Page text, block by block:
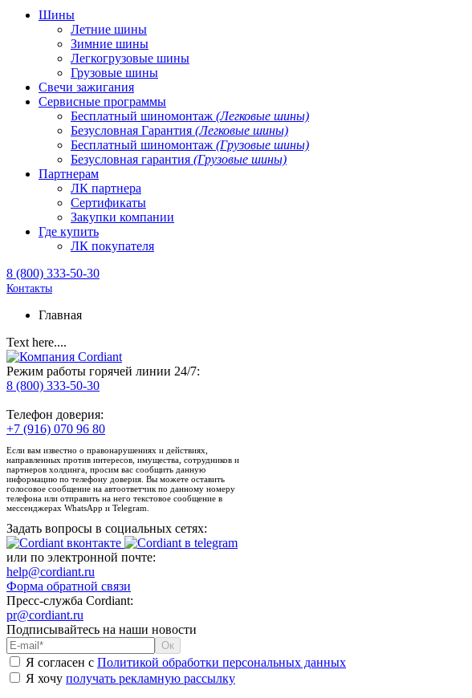
Шины
Летние шины
Зимние шины
Легкогрузовые шины
Грузовые шины
Свечи зажигания
Сервисные программы
Бесплатный шиномонтаж (Легковые шины)
Безусловная Гарантия (Легковые шины)
Бесплатный шиномонтаж (Грузовые шины)
Безусловная гарантия (Грузовые шины)
Партнерам
ЛК партнера
Сертификаты
Закупки компании
Где купить
ЛК покупателя
8 (800) 333-50-30
Контакты
Главная
Text here....
Режим работы горячей линии 24/7:
8 (800) 333-50-30
Телефон доверия:
+7 (916) 070 96 80
Если вам известно о правонарушениях и действиях,
направленных против интересов, имущества, сотрудников и
партнеров холдинга, просим вас сообщить данную
информацию по телефону доверия. Вы можете оставить
голосовое сообщение на автоответчик по данному номеру
телефона или отправить на него текстовое сообщение в
мессенджерах WhatsApp и Telegram.
Задать вопросы в социальных сетях:
или по электронной почте:
help@cordiant.ru
Форма обратной связи
Пресс-служба Cordiant:
pr@cordiant.ru
Подписывайтесь на наши новости
Я согласен с Политикой обработки персональных данных
Я хочу получать рекламную рассылку